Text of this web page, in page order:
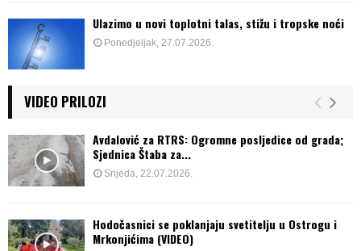
Ulazimo u novi toplotni talas, stižu i tropske noći
Ponedjeljak, 27.07.2026.
VIDEO PRILOZI
Avdalović za RTRS: Ogromne posljedice od grada;
Sjednica Štaba za...
Srijeda, 22.07.2026.
Hodočasnici se poklanjaju svetitelju u Ostrogu i
Mrkonjićima (VIDEO)